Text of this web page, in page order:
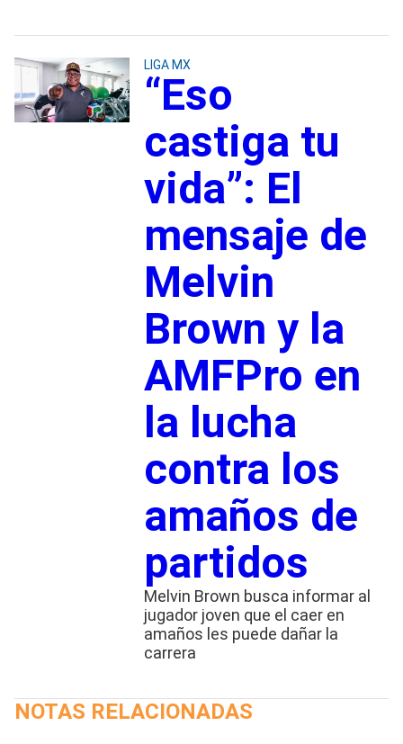
LIGA MX
“Eso
castiga tu
vida”: El
mensaje de
Melvin
Brown y la
AMFPro en
la lucha
contra los
amaños de
partidos
Melvin Brown busca informar al
jugador joven que el caer en
amaños les puede dañar la
carrera
NOTAS RELACIONADAS